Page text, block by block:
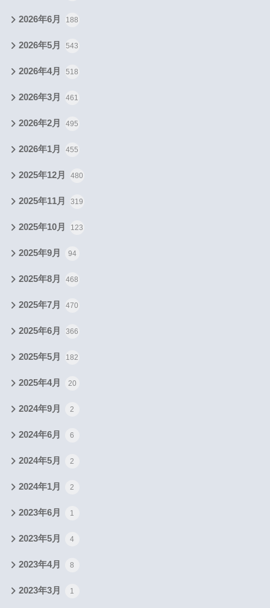
2026年6月 188
2026年5月 543
2026年4月 518
2026年3月 461
2026年2月 495
2026年1月 455
2025年12月 480
2025年11月 319
2025年10月 123
2025年9月 94
2025年8月 468
2025年7月 470
2025年6月 366
2025年5月 182
2025年4月 20
2024年9月 2
2024年6月 6
2024年5月 2
2024年1月 2
2023年6月 1
2023年5月 4
2023年4月 8
2023年3月 1